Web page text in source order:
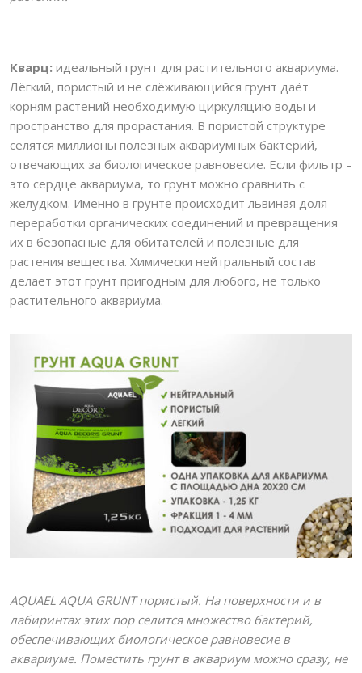
Кварц: идеальный грунт для растительного аквариума.
Лёгкий, пористый и не слёживающийся грунт даёт
корням растений необходимую циркуляцию воды и
пространство для прорастания. В пористой структуре
селятся миллионы полезных аквариумных бактерий,
отвечающих за биологическое равновесие. Если фильтр –
это сердце аквариума, то грунт можно сравнить с
желудком. Именно в грунте происходит львиная доля
переработки органических соединений и превращения
их в безопасные для обитателей и полезные для
растения вещества. Химически нейтральный состав
делает этот грунт пригодным для любого, не только
растительного аквариума.
AQUAEL AQUA GRUNT пористый. На поверхности и в
лабиринтах этих пор селится множество бактерий,
обеспечивающих биологическое равновесие в
аквариуме. Поместить грунт в аквариум можно сразу, не